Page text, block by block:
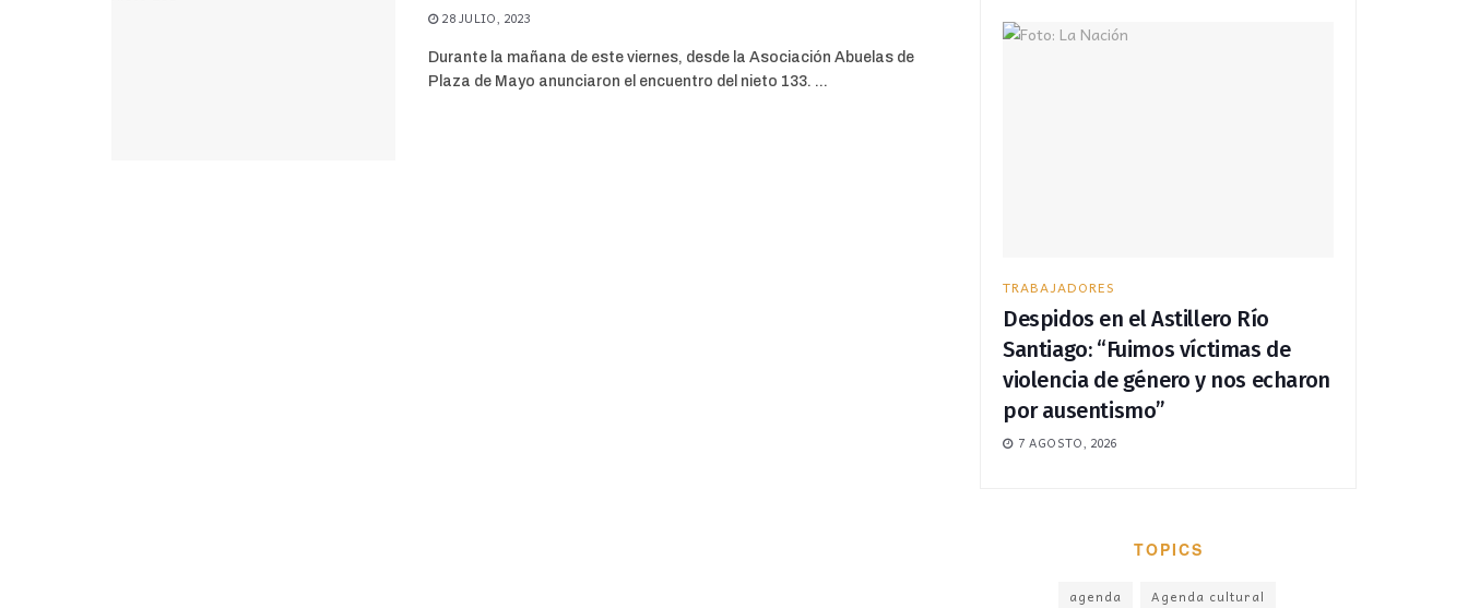
28 JULIO, 2023
Durante la mañana de este viernes, desde la Asociación Abuelas de
Plaza de Mayo anunciaron el encuentro del nieto 133. ...
TRABAJADORES
Despidos en el Astillero Río
Santiago: “Fuimos víctimas de
violencia de género y nos echaron
por ausentismo”
7 AGOSTO, 2026
TOPICS
agenda
Agenda cultural